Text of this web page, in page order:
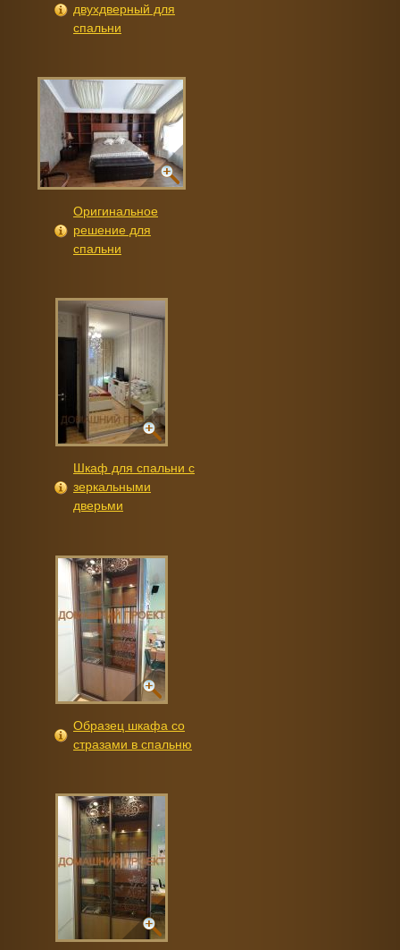
двухдверный для
спальни
Оригинальное
решение для
спальни
Шкаф для спальни с
зеркальными
дверьми
Образец шкафа со
стразами в спальню